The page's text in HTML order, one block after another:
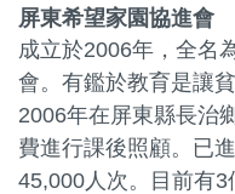
屏東希望家園協進會
成立於2006年，全名
會。有鑑於教育是讓
2006年在屏東縣長治
費進行課後照顧。已
45,000人次。目前有